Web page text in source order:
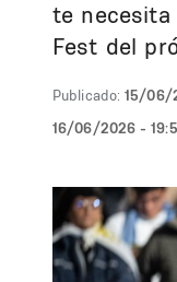
te necesita
Fest del
Publicado: 15/06/
16/06/2026 -